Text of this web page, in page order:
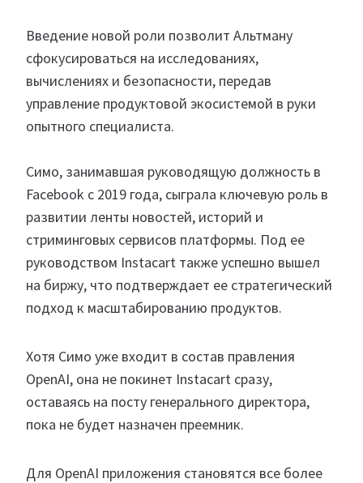
Введение новой роли позволит Альтману
сфокусироваться на исследованиях,
вычислениях и безопасности, передав
управление продуктовой экосистемой в руки
опытного специалиста.
Симо, занимавшая руководящую должность в
Facebook с 2019 года, сыграла ключевую роль в
развитии ленты новостей, историй и
стриминговых сервисов платформы. Под ее
руководством Instacart также успешно вышел
на биржу, что подтверждает ее стратегический
подход к масштабированию продуктов.
Хотя Симо уже входит в состав правления
OpenAI, она не покинет Instacart сразу,
оставаясь на посту генерального директора,
пока не будет назначен преемник.
Для OpenAI приложения становятся все более